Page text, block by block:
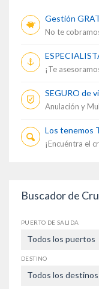
Gestión
No te
¡Te
SEGURO de
Anulación y
Los tenemos
¡Encuéntra el
Buscador de
PUERTO DE SALIDA
Todos los puertos
DESTINO
Todos los destinos